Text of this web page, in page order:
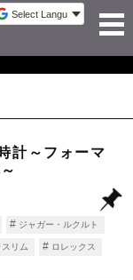
計～フォーマ
ジャガー・ルクルト
リム ロレックス